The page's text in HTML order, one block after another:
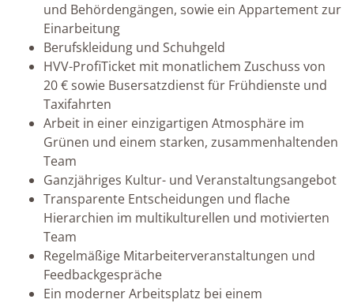
und Behördengängen, sowie ein Appartement zur
Einarbeitung
Berufskleidung und Schuhgeld
HVV-ProfiTicket mit monatlichem Zuschuss von
20 € sowie Busersatzdienst für Frühdienste und
Taxifahrten
Arbeit in einer einzigartigen Atmosphäre im
Grünen und einem starken, zusammenhaltenden
Team
Ganzjähriges Kultur- und Veranstaltungsangebot
Transparente Entscheidungen und flache
Hierarchien im multikulturellen und motivierten
Team
Regelmäßige Mitarbeiterveranstaltungen und
Feedbackgespräche
Ein moderner Arbeitsplatz bei einem